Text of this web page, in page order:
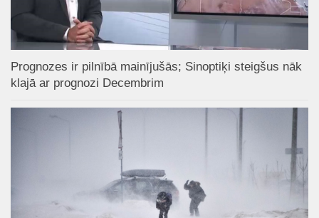
Prognozes ir pilnībā mainījušās; Sinoptiķi steigšus nāk
klajā ar prognozi Decembrim